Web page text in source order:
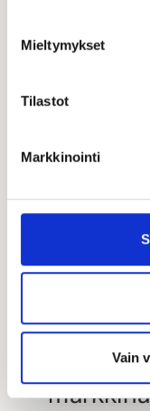
Mieltymykset
Tilastot
Markkinointi
Vain